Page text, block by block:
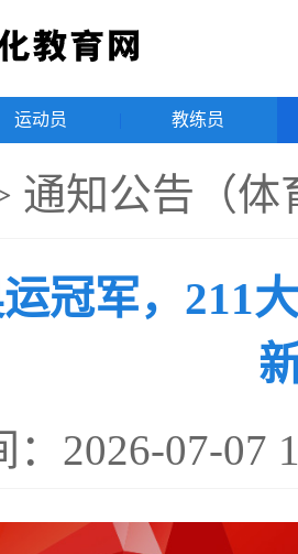
运动员 教练员
通知公告（体
冠军，211
：2026-07-